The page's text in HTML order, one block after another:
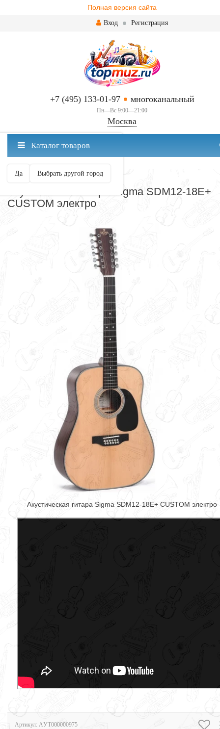
Полная версия сайта
Вход Регистрация
+7 (495) 133-01-97 многоканальный
Пн—Вс 9:00—21:00
Москва
Москва ваш город?
Да Выбрать другой город
Каталог товаров
ГИТАРЫ
Акустическая гитара Sigma SDM12-18E+
CUSTOM электро
Акустическая гитара Sigma SDM12-18E+ CUSTOM электро
Артикул: AУТ000000975